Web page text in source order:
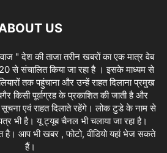
US
" देश की ताजा तरीन खबरों का एक मात्र वेब
से संचालित किया जा रहा है । इसके माध्यम से
तक पहुंचाना और उन्हें राहत दिलाना प्रमुख
किसी पूर्वाग्रह के प्रकाशित की जाती है और
सूचना एवं राहत दिलाते रहेंगे। लोक टुडे के नाम से
भी है। यू ट्यूब चैनल भी चलाया जा रहा है।
है। आप भी खबर , फोटो, वीडियो यहां भेज सकते
हैं।